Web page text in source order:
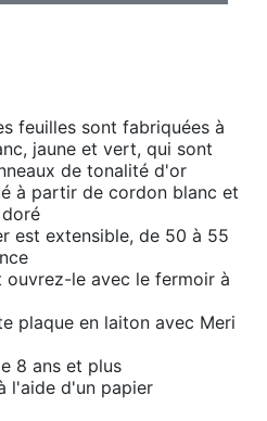
feuilles sont fabriquées à
jaune et vert, qui sont
de tonalité d'or
à partir de cordon blanc et
est extensible, de 50 à 55
ouvrez-le avec le fermoir à
plaque en laiton avec Meri
8 ans et plus
l'aide d'un papier